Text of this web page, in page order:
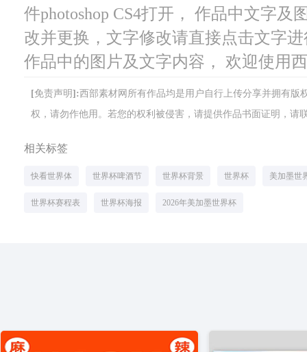
件photoshop CS4打开， 作品中文字
改并更换，文字修改请直接点击文字
作品中的图片及文字内容， 欢迎使用
[免责声明]:西部素材网所有作品均是用户自行上传分享并拥有
权，请勿作他用。若您的权利被侵害，请提供作品书面证明，请
相关标签
快看世界体 世界杯啤酒节 世界杯背景 世界杯 美加墨世
世界杯赛程表 世界杯海报 2026年美加墨世界杯